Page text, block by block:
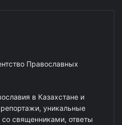
Православных
в Казахстане и
уникальные
священниками, ответы